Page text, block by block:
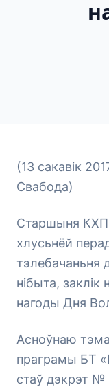
(13 сакавік
Свабода)
Старшыня КХП
хлусьнёй
тэлебачаньня
нібыта, заклік
нагоды Дня
Асноўнаю
праграмы БТ
стаў дэкрэт №